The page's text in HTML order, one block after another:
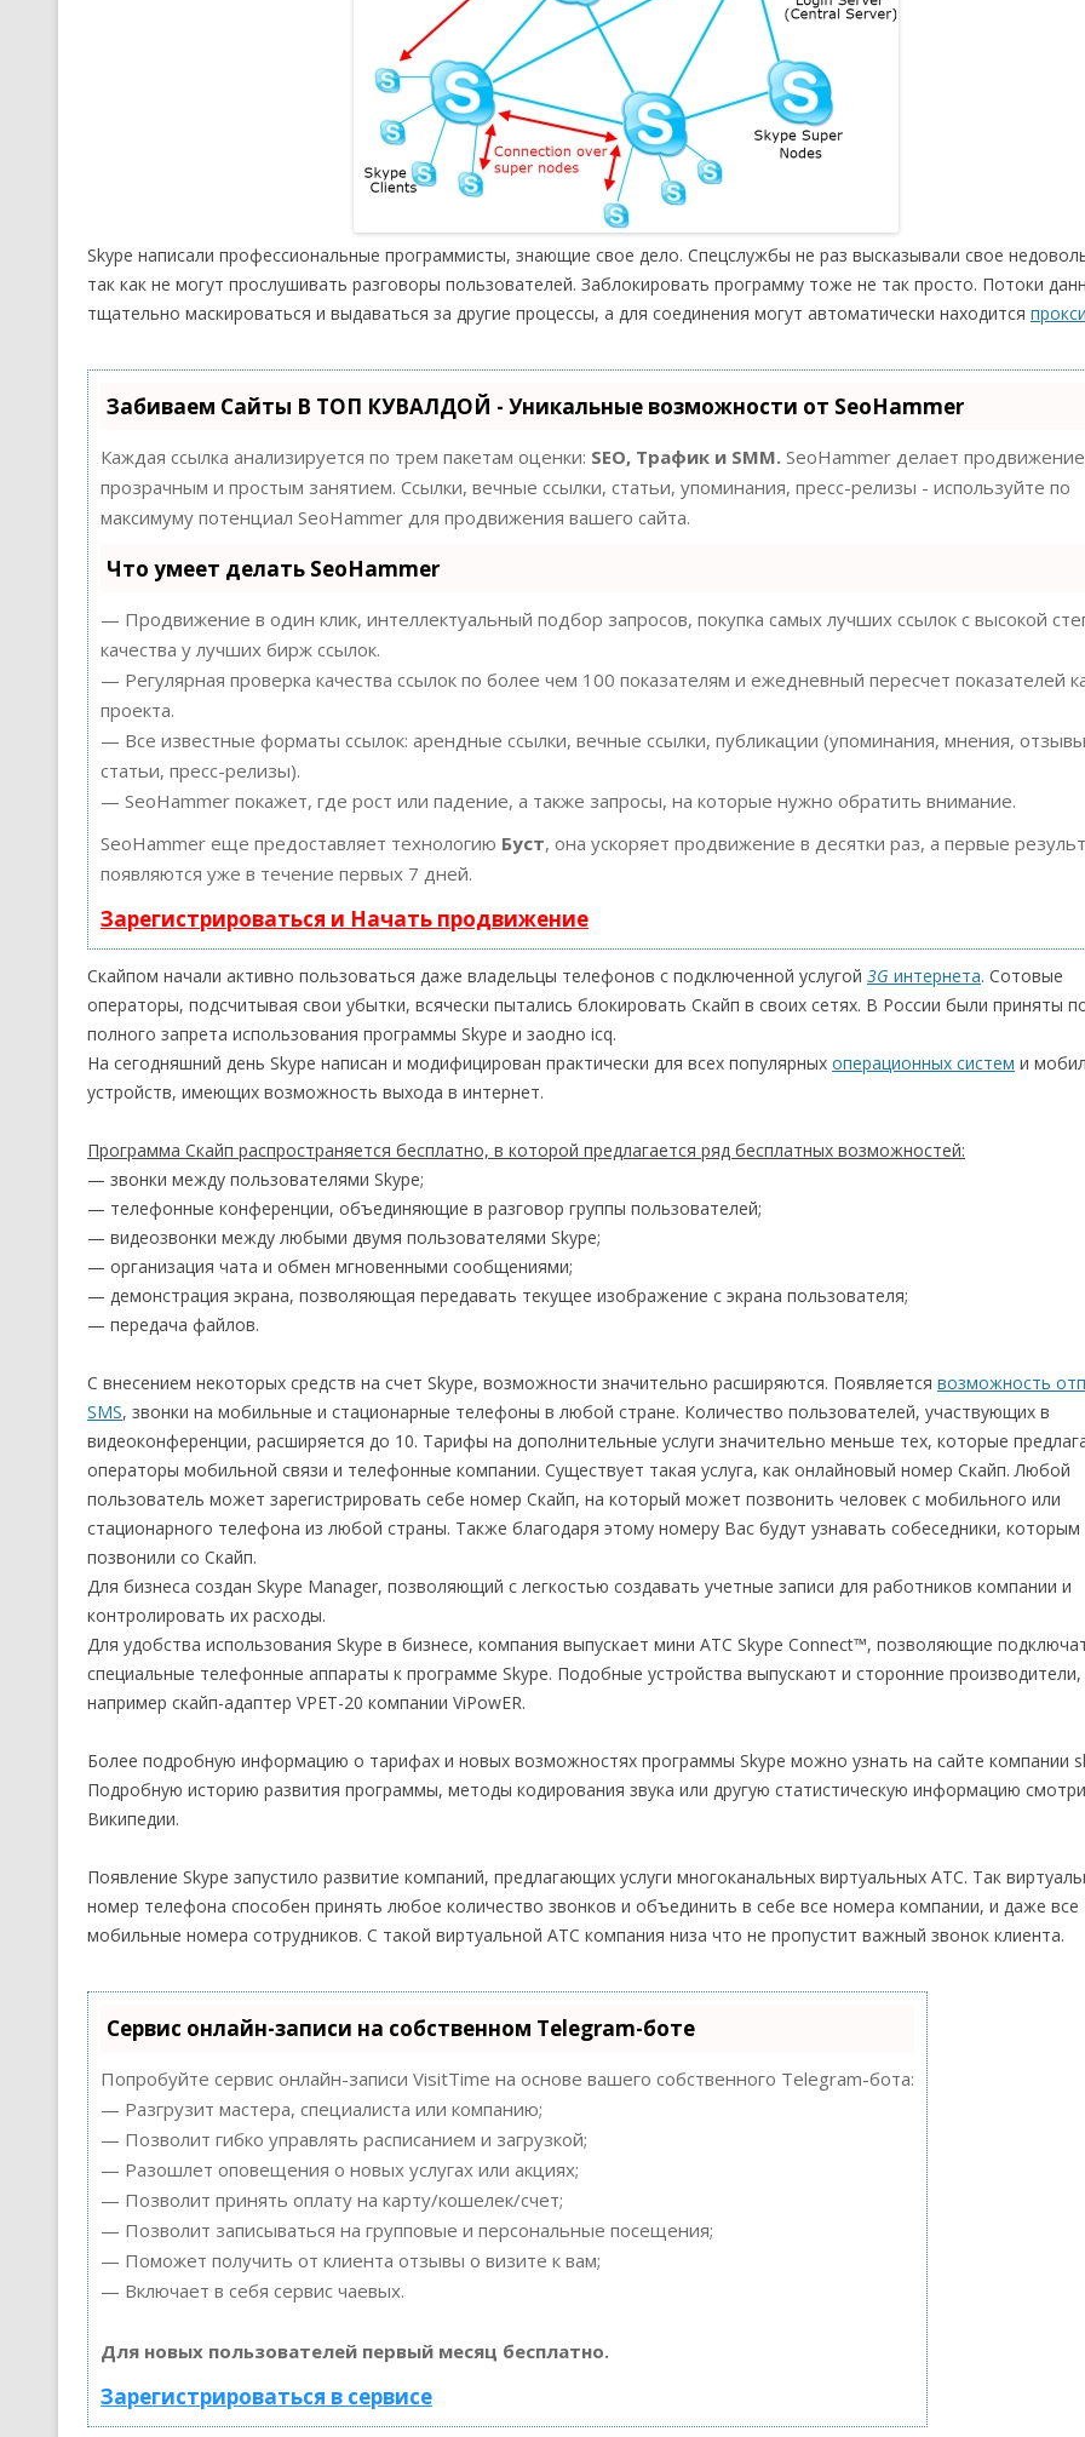
Skype написали профессиональные программисты, знающие свое дело. Спецслужбы не раз высказывали свое
так как не могут прослушивать разговоры пользователей. Заблокировать программу тоже не так просто. Потоки
тщательно маскироваться и выдаваться за другие процессы, а для соединения могут автоматически находится
Забиваем Сайты В ТОП КУВАЛДОЙ - Уникальные возможности от SeoHammer
Каждая ссылка анализируется по трем пакетам оценки: SEO, Трафик и SMM. SeoHammer делает продвижение
прозрачным и простым занятием. Ссылки, вечные ссылки, статьи, упоминания, пресс-релизы - используйте по
максимуму потенциал SeoHammer для продвижения вашего сайта.
Что умеет делать SeoHammer
— Продвижение в один клик, интеллектуальный подбор запросов, покупка самых лучших ссылок с высокой
качества у лучших бирж ссылок.
— Регулярная проверка качества ссылок по более чем 100 показателям и ежедневный пересчет показателей
проекта.
— Все известные форматы ссылок: арендные ссылки, вечные ссылки, публикации (упоминания, мнения,
статьи, пресс-релизы).
— SeoHammer покажет, где рост или падение, а также запросы, на которые нужно обратить внимание.
SeoHammer еще предоставляет технологию Буст, она ускоряет продвижение в десятки раз, а первые
появляются уже в течение первых 7 дней.
Зарегистрироваться и Начать продвижение
Скайпом начали активно пользоваться даже владельцы телефонов с подключенной услугой 3G интернета. Сотовые
операторы, подсчитывая свои убытки, всячески пытались блокировать Скайп в своих сетях. В России были приняты
полного запрета использования программы Skype и заодно icq.
На сегодняшний день Skype написан и модифицирован практически для всех популярных операционных систем и
устройств, имеющих возможность выхода в интернет.
Программа Скайп распространяется бесплатно, в которой предлагается ряд бесплатных возможностей:
— звонки между пользователями Skype;
— телефонные конференции, объединяющие в разговор группы пользователей;
— видеозвонки между любыми двумя пользователями Skype;
— организация чата и обмен мгновенными сообщениями;
— демонстрация экрана, позволяющая передавать текущее изображение с экрана пользователя;
— передача файлов.
С внесением некоторых средств на счет Skype, возможности значительно расширяются. Появляется возможность
SMS, звонки на мобильные и стационарные телефоны в любой стране. Количество пользователей, участвующих в
видеоконференции, расширяется до 10. Тарифы на дополнительные услуги значительно меньше тех, которые
операторы мобильной связи и телефонные компании. Существует такая услуга, как онлайновый номер Скайп. Любой
пользователь может зарегистрировать себе номер Скайп, на который может позвонить человек с мобильного или
стационарного телефона из любой страны. Также благодаря этому номеру Вас будут узнавать собеседники, которым
позвонили со Скайп.
Для бизнеса создан Skype Manager, позволяющий с легкостью создавать учетные записи для работников компании и
контролировать их расходы.
Для удобства использования Skype в бизнесе, компания выпускает мини АТС Skype Connect™, позволяющие
специальные телефонные аппараты к программе Skype. Подобные устройства выпускают и сторонние производители,
например скайп-адаптер VPET-20 компании ViPowER.
Более подробную информацию о тарифах и новых возможностях программы Skype можно узнать на сайте компании
Подробную историю развития программы, методы кодирования звука или другую статистическую информацию
Википедии.
Появление Skype запустило развитие компаний, предлагающих услуги многоканальных виртуальных АТС. Так
номер телефона способен принять любое количество звонков и объединить в себе все номера компании, и даже все
мобильные номера сотрудников. С такой виртуальной АТС компания низа что не пропустит важный звонок клиента.
Сервис онлайн-записи на собственном Telegram-боте
Попробуйте сервис онлайн-записи VisitTime на основе вашего собственного Telegram-бота:
— Разгрузит мастера, специалиста или компанию;
— Позволит гибко управлять расписанием и загрузкой;
— Разошлет оповещения о новых услугах или акциях;
— Позволит принять оплату на карту/кошелек/счет;
— Позволит записываться на групповые и персональные посещения;
— Поможет получить от клиента отзывы о визите к вам;
— Включает в себя сервис чаевых.
Для новых пользователей первый месяц бесплатно.
Зарегистрироваться в сервисе